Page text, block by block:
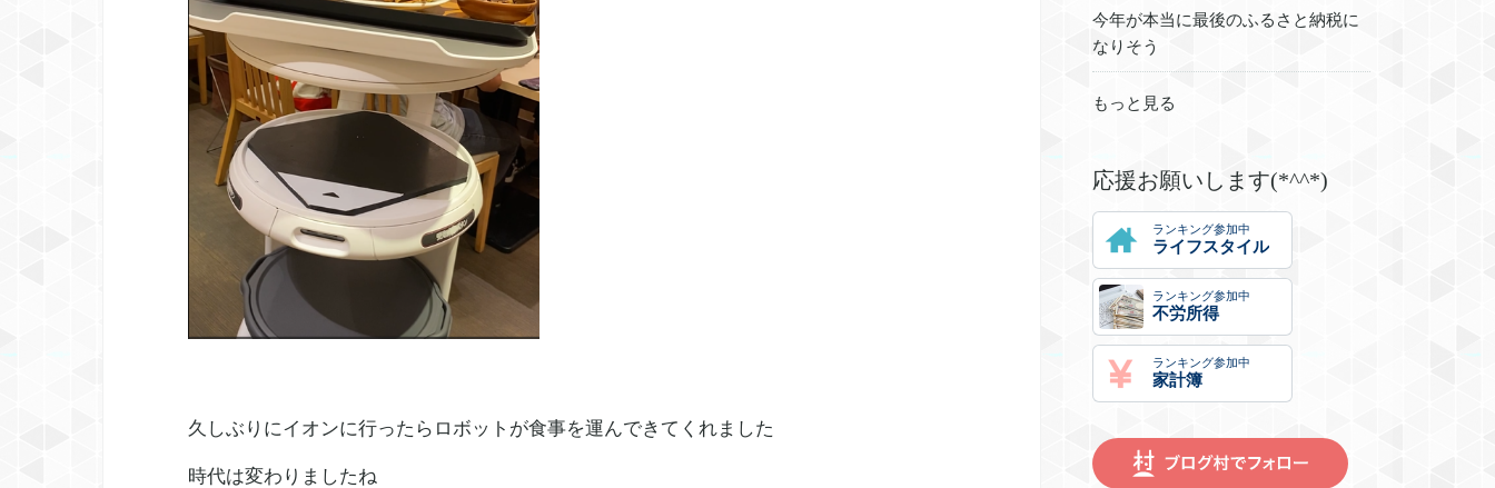
久しぶりにイオンに行ったらロボットが食事を運んできてくれました
時代は変わりましたね
今年が本当に最後のふるさと納税に
なりそう
もっと見る
応援お願いします(*^^*)
ランキング参加中
ライフスタイル
ランキング参加中
不労所得
ランキング参加中
家計簿